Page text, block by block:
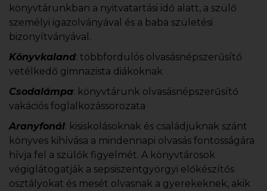
könyvtárunkban a nyitvatartási idő alatt, a szülő
személyi igazolványával és a baba születési
bizonyítványával.
Könyvkaland: többfordulós olvasásnépszerűsítő
vetélkedő gimnazista diákoknak
Csodalámpa: könyvtárunk olvasásnépszerűsítő
vakációs foglalkozássorozata
Aranyfonál: kisiskolásoknak és családjuknak szánt
könyves kihívása a mindennapi olvasás fontosságára
hívja fel a szülők figyelmét. A könyvtárosok
végiglátogatják a sepsiszentgyörgyi előkészítős
osztályokat és mesét olvasnak a gyerekeknek, akik